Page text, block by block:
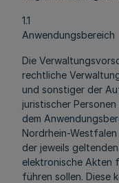
1.1
Anwendungsbereich
Die
rechtliche
und sonstiger der
juristischer
dem
Nordrhein-Westfalen
der jeweils
elektronische Akten
führen sollen. Diese